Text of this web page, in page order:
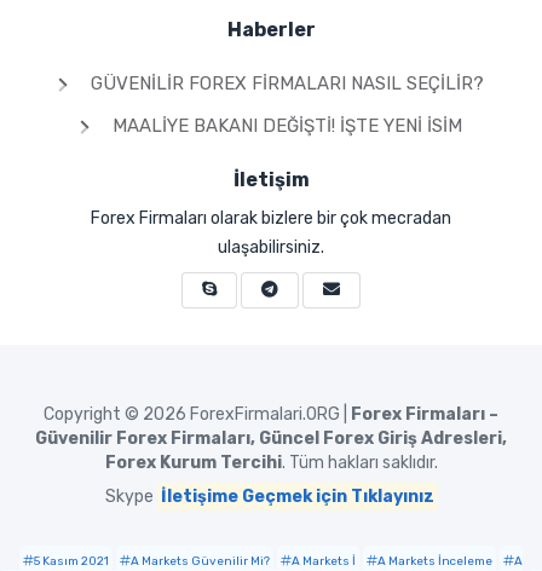
Haberler
GÜVENILIR FOREX FIRMALARI NASIL SEÇILIR?
MAALIYE BAKANI DEĞIŞTI! İŞTE YENI İSIM
İletişim
Forex Firmaları olarak bizlere bir çok mecradan
ulaşabilirsiniz.
Copyright © 2026 ForexFirmalari.ORG |
Forex Firmaları –
Güvenilir Forex Firmaları, Güncel Forex Giriş Adresleri,
Forex Kurum Tercihi. Tüm hakları saklıdır.
Skype İletişime Geçmek için Tıklayınız
5 Kasım 2021 A Markets Güvenilir Mi? A Markets İ A Markets İnceleme
A